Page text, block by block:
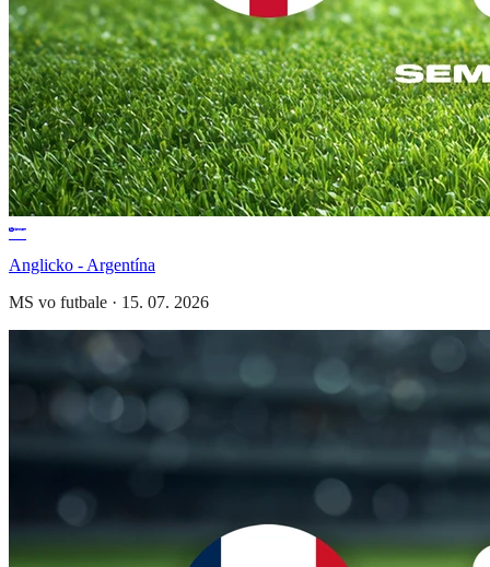
Anglicko - Argentína
MS vo futbale · 15. 07. 2026